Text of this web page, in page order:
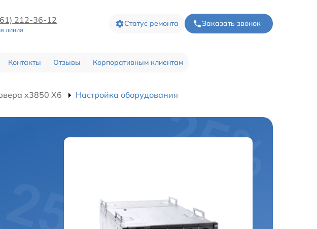
212-36-12
линия
Статус ремонта Заказать звонок
Контакты Отзывы Корпоративным клиентам
x3850 X6 Настройка оборудования